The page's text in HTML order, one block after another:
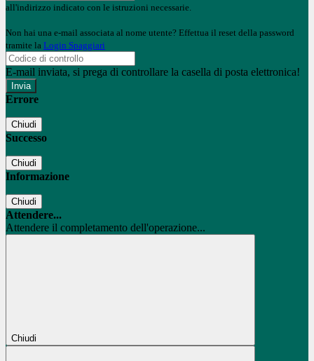
all'indirizzo indicato con le istruzioni necessarie.
Non hai una e-mail associata al nome utente? Effettua il reset della password
tramite la Login Spaggiari
E-mail inviata, si prega di controllare la casella di posta elettronica!
Errore
Chiudi
Successo
Chiudi
Informazione
Chiudi
Attendere...
Attendere il completamento dell'operazione...
Chiudi